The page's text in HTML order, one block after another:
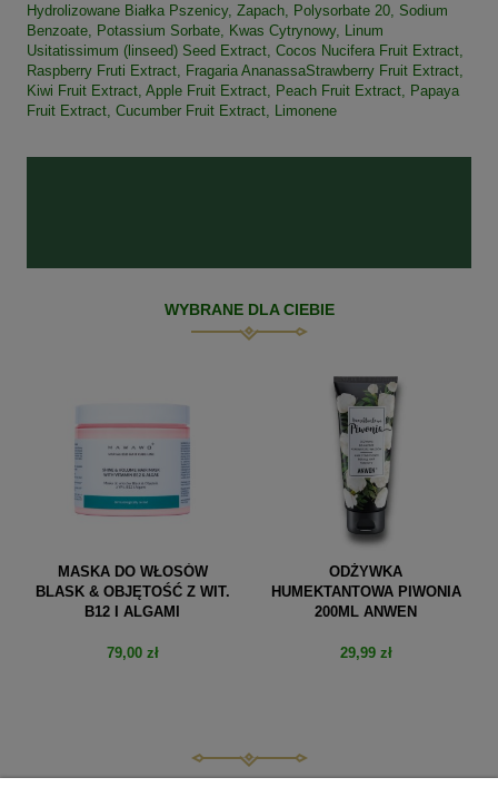
Hydrolizowane Białka Pszenicy, Zapach, Polysorbate 20, Sodium
Benzoate, Potassium Sorbate, Kwas Cytrynowy, Linum
Usitatissimum (linseed) Seed Extract, Cocos Nucifera Fruit Extract,
Raspberry Fruti Extract, Fragaria AnanassaStrawberry Fruit Extract,
Kiwi Fruit Extract, Apple Fruit Extract, Peach Fruit Extract, Papaya
Fruit Extract, Cucumber Fruit Extract, Limonene
WYBRANE DLA CIEBIE
MASKA DO WŁOSÓW
BLASK & OBJĘTOŚĆ Z WIT.
B12 I ALGAMI
79,00 zł
do koszyka
ODŻYWKA
HUMEKTANTOWA PIWONIA
200ML ANWEN
29,99 zł
do koszyka